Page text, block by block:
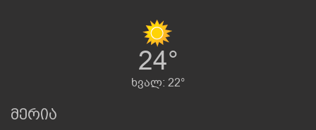
24°
ხვალ: 22°
მერია